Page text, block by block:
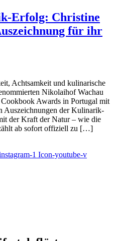
Erfolg: Christine
für ihr
Achtsamkeit und kulinarische
Nikolaihof Wachau
Awards in Portugal mit
Auszeichnungen der Kulinarik-
der Kraft der Natur – wie die
ab sofort offiziell zu […]
1 Icon-youtube-v